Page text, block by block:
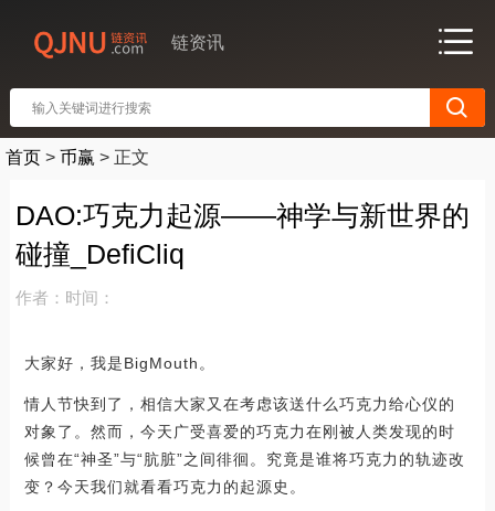
链资讯
首页 > 币赢 > 正文
DAO:巧克力起源——神学与新世界的
碰撞_DefiCliq
作者： 时间：
大家好，我是BigMouth。
情人节快到了，相信大家又在考虑该送什么巧克力给心仪的
对象了。然而，今天广受喜爱的巧克力在刚被人类发现的时
候曾在“神圣”与“肮脏”之间徘徊。究竟是谁将巧克力的轨迹改
变？今天我们就看看巧克力的起源史。